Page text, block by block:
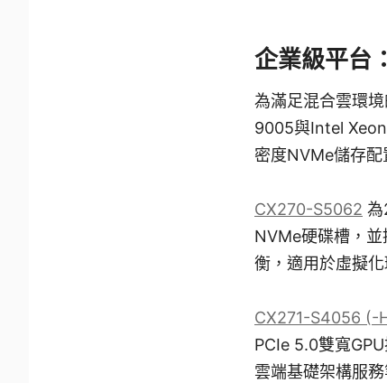
企業級平台
為滿足混合雲環
9005與Intel
密度NVMe儲存配
CX270-S5062 為
NVMe硬碟槽，
衡，適用於虛擬
CX271-S4056 (-
PCIe 5.0雙寬
雲端基礎架構服